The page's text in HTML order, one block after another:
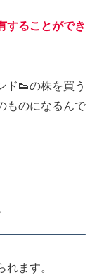
することができ
ド👟の株を買う
ものになるんで
ます。